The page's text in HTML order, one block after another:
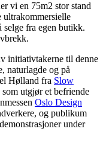
vi en 75m2 stor stand
ultrakommersielle
selge fra egen butikk.
initiativtakerne til denne
naturlagde og på
Hølland fra Slow
utgjør et befriende
Oslo Design
og publikum
under